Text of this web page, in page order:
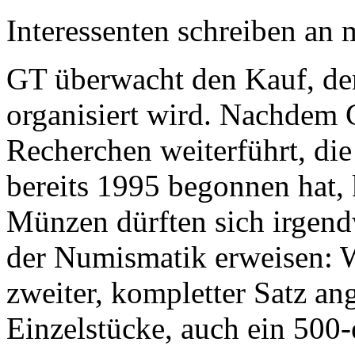
Interessenten schreiben
GT überwacht den Kauf,
organisiert wird. Nachdem
Recherchen weiterführt,
bereits 1995 begonnen
Münzen dürften sich
der Numismatik erweisen:
zweiter, kompletter Satz
Einzelstücke, auch ein